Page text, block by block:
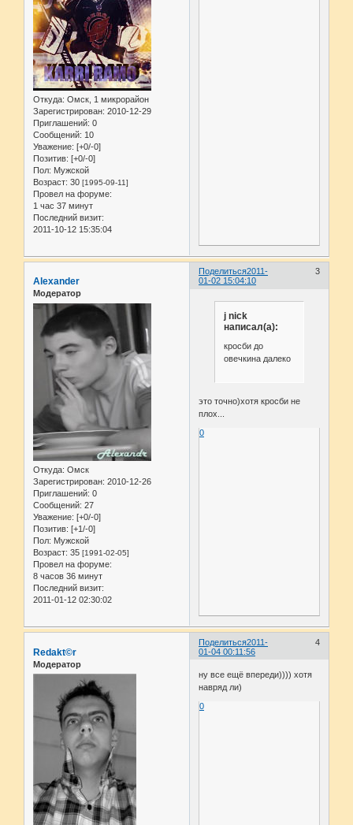
Откуда: Омск, 1 микрорайон
Зарегистрирован: 2010-12-29
Приглашений: 0
Сообщений: 10
Уважение: [+0/-0]
Позитив: [+0/-0]
Пол: Мужской
Возраст: 30 [1995-09-11]
Провел на форуме:
1 час 37 минут
Последний визит:
2011-10-12 15:35:04
Поделиться 3
2011-
01-02 15:04:10
Alexander
Модератор
Откуда: Омск
Зарегистрирован: 2010-12-26
Приглашений: 0
Сообщений: 27
Уважение: [+0/-0]
Позитив: [+1/-0]
Пол: Мужской
Возраст: 35 [1991-02-05]
Провел на форуме:
8 часов 36 минут
Последний визит:
2011-01-12 02:30:02
j nick
написал(а):
кросби до
овечкина далеко
это точно)хотя кросби не
плох...
0
Поделиться 4
2011-
01-04 00:11:56
Redakt©r
Модератор
ну все ещё впереди)))) хотя
навряд ли)
0